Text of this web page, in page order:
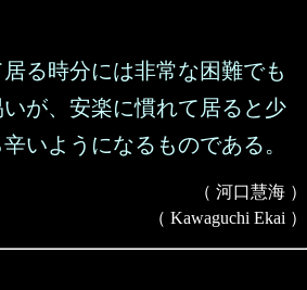
る時分には非常な困難でも
が、安楽に慣れて居ると少
いようになるものである。
（ 河口慧海 ）
（ Kawaguchi Ekai ）